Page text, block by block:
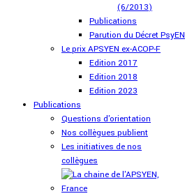
(6/2013)
Publications
Parution du Décret PsyEN
Le prix APSYEN ex-ACOP-F
Edition 2017
Edition 2018
Edition 2023
Publications
Questions d'orientation
Nos collègues publient
Les initiatives de nos
collègues